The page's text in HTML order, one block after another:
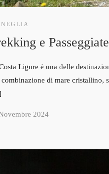
e
Ligure è una delle
combinazione di mare cristallino,
2024